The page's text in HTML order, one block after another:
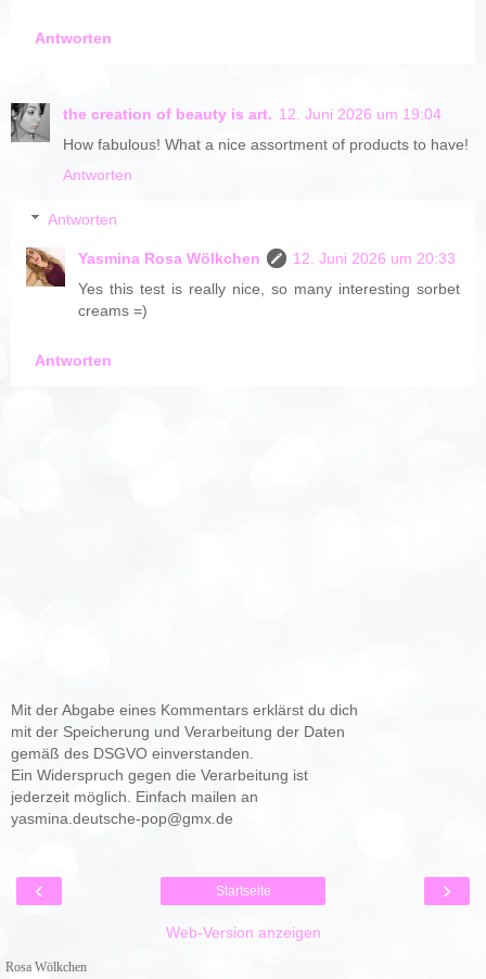
Antworten
the creation of beauty is art. 12. Juni 2026 um 19:04
How fabulous! What a nice assortment of products to have!
Antworten
Antworten
Yasmina Rosa Wölkchen
12. Juni 2026 um 20:33
Yes this test is really nice, so many interesting sorbet
creams =)
Antworten
Mit der Abgabe eines Kommentars erklärst du dich
mit der Speicherung und Verarbeitung der Daten
gemäß des DSGVO einverstanden.
Ein Widerspruch gegen die Verarbeitung ist
jederzeit möglich. Einfach mailen an
yasmina.deutsche-pop@gmx.de
‹ ›
Startseite
Web-Version anzeigen
Rosa Wölkchen